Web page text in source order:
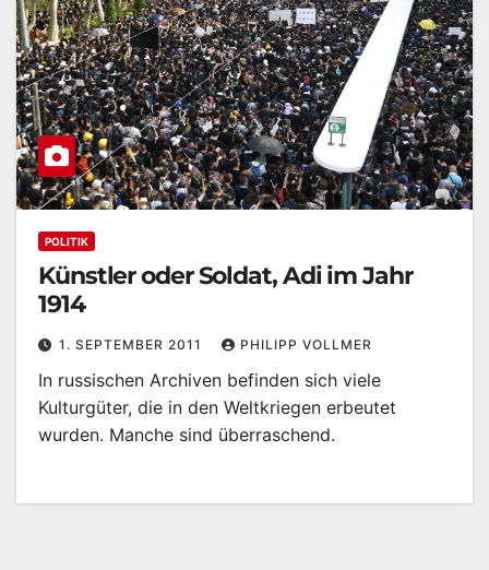
POLITIK
Künstler oder Soldat, Adi im Jahr
1914
1. SEPTEMBER 2011 PHILIPP VOLLMER
In russischen Archiven befinden sich viele
Kulturgüter, die in den Weltkriegen erbeutet
wurden. Manche sind überraschend.